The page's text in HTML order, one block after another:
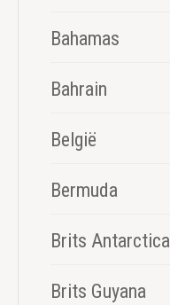
Bahamas
Bahrain
België
Bermuda
Brits Antarctica
Brits Guyana